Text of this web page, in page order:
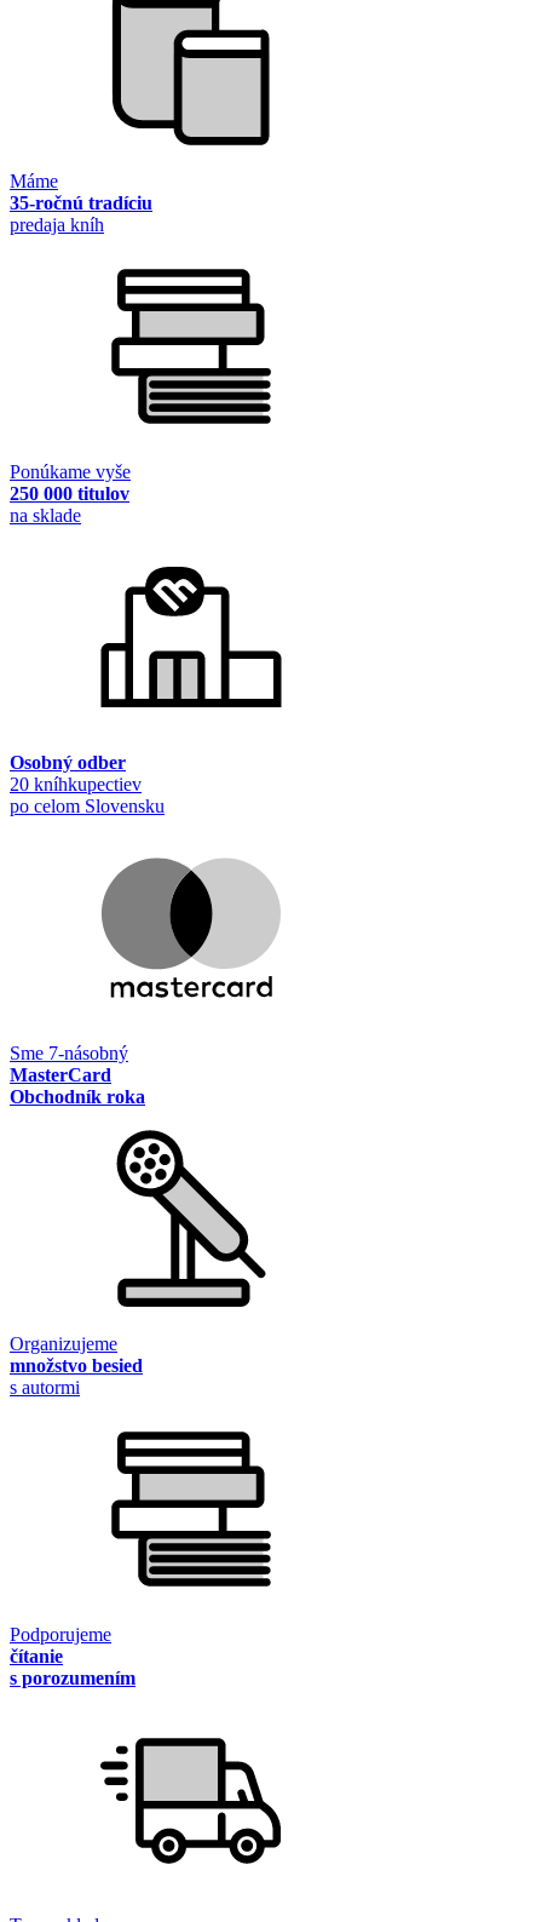
Máme
35-ročnú tradíciu
predaja kníh
Ponúkame vyše
250 000 titulov
na sklade
Osobný odber
20 kníhkupectiev
po celom Slovensku
Sme 7-násobný
MasterCard
Obchodník roka
Organizujeme
množstvo besied
s autormi
Podporujeme
čítanie
s porozumením